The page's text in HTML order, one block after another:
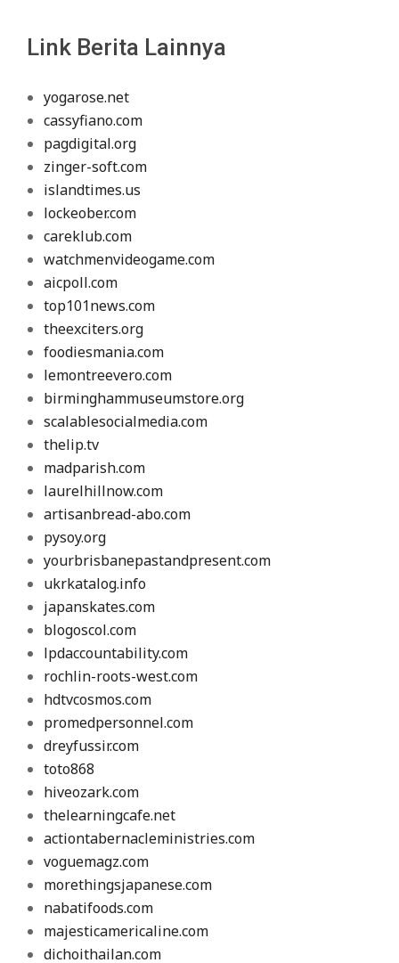
Link Berita Lainnya
yogarose.net
cassyfiano.com
pagdigital.org
zinger-soft.com
islandtimes.us
lockeober.com
careklub.com
watchmenvideogame.com
aicpoll.com
top101news.com
theexciters.org
foodiesmania.com
lemontreevero.com
birminghammuseumstore.org
scalablesocialmedia.com
thelip.tv
madparish.com
laurelhillnow.com
artisanbread-abo.com
pysoy.org
yourbrisbanepastandpresent.com
ukrkatalog.info
japanskates.com
blogoscol.com
lpdaccountability.com
rochlin-roots-west.com
hdtvcosmos.com
promedpersonnel.com
dreyfussir.com
toto868
hiveozark.com
thelearningcafe.net
actiontabernacleministries.com
voguemagz.com
morethingsjapanese.com
nabatifoods.com
majesticamericaline.com
dichoithailan.com